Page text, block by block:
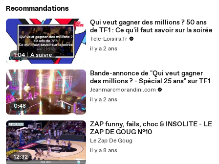
Recommandations
1:04 | À suivre
Qui veut gagner des millions ? 50 ans
de TF1 : Ce qu'il faut savoir sur la soirée
Tele-Loisirs.fr
il y a 2 ans
0:48
Bande-annonce de "Qui veut gagner
des millions ? - Spécial 25 ans" sur TF1
Jeanmarcmorandini.com
il y a 2 ans
12:32
ZAP funny, fails, choc & INSOLITE - LE
ZAP DE GOUG N°10
Le Zap De Goug
il y a 8 ans